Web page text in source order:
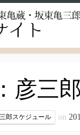
彦三郎
郎スケジュール on